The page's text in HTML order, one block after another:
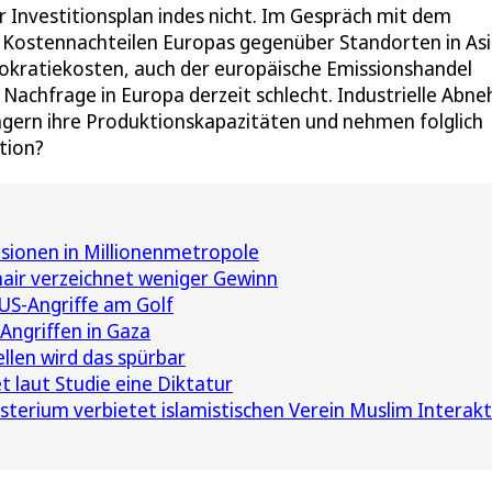
indes nicht. Im Gespräch mit dem
Europas gegenüber Standorten in
auch der europäische Emissionshandel
in Europa derzeit schlecht. Industrielle
ihre Produktionskapazitäten und nehmen folglich
in Millionenmetropole
verzeichnet weniger Gewinn
Angriffe am Golf
in Gaza
wird das spürbar
laut Studie eine Diktatur
verbietet islamistischen Verein Muslim